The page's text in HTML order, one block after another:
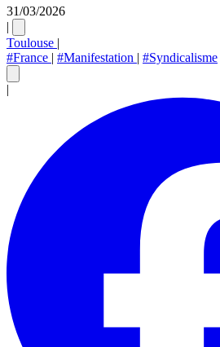
31/03/2026
|
Toulouse |
#France | #Manifestation | #Syndicalisme
|